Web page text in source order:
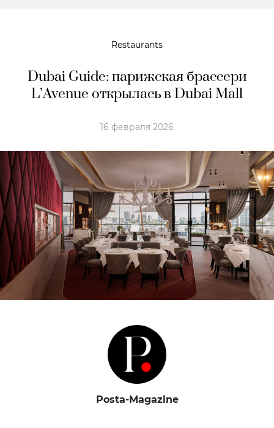
Restaurants
Dubai Guide: парижская брассери
L’Avenue открылась в Dubai Mall
16 февраля 2026
Posta-Magazine